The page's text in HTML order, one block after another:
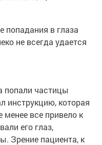
попадания в глаза
не всегда удается
попали частицы
инструкцию, которая
менее все привело к
его глаз,
Зрение пациента, к